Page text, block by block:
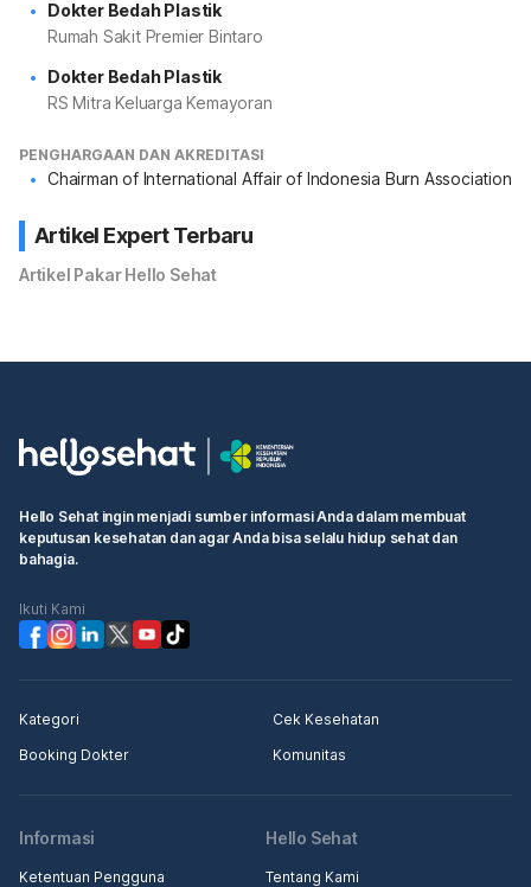
Dokter Bedah Plastik
Rumah Sakit Premier Bintaro
Dokter Bedah Plastik
RS Mitra Keluarga Kemayoran
PENGHARGAAN DAN AKREDITASI
Chairman of International Affair of Indonesia Burn Association
Artikel Expert Terbaru
Artikel Pakar Hello Sehat
Hello Sehat ingin menjadi sumber informasi Anda dalam membuat
keputusan kesehatan dan agar Anda bisa selalu hidup sehat dan
bahagia.
Ikuti Kami
Kategori
Cek Kesehatan
Booking Dokter
Komunitas
Informasi
Ketentuan Pengguna
Hello Sehat
Tentang Kami